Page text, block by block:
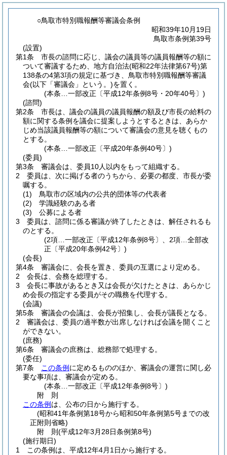
○鳥取市特別職報酬等審議会条例
昭和39年10月19日
鳥取市条例第39号
(設置)
第1条
市長の諮問に応じ、議会の議員等の議員報酬等の額に
ついて審議するため、地方自治法(昭和22年法律第67号)第
138条の4第3項の規定に基づき、鳥取市特別職報酬等審議
会(以下「審議会」という。)を置く。
(本条…一部改正〔平成12年条例8号・20年40号〕)
(諮問)
第2条
市長は、議会の議員の議員報酬の額及び市長の給料の
額に関する条例を議会に提案しようとするときは、あらか
じめ当該議員報酬等の額について審議会の意見を聴くもの
とする。
(本条…一部改正〔平成20年条例40号〕)
(委員)
第3条
審議会は、委員10人以内をもって組織する。
2
委員は、次に掲げる者のうちから、必要の都度、市長が委
嘱する。
(1)
鳥取市の区域内の公共的団体等の代表者
(2)
学識経験のある者
(3)
公募による者
3
委員は、諮問に係る審議が終了したときは、解任されるも
のとする。
(2項…一部改正〔平成12年条例8号〕、2項…全部改
正〔平成20年条例42号〕)
(会長)
第4条
審議会に、会長を置き、委員の互選により定める。
2
会長は、会務を総理する。
3
会長に事故があるとき又は会長が欠けたときは、あらかじ
め会長の指定する委員がその職務を代理する。
(会議)
第5条
審議会の会議は、会長が招集し、会長が議長となる。
2
審議会は、委員の過半数が出席しなければ会議を開くこと
ができない。
(庶務)
第6条
審議会の庶務は、総務部で処理する。
(委任)
第7条
この条例 に定めるもののほか、審議会の運営に関し必
要な事項は、審議会が定める。
(本条…一部改正〔平成12年条例8号〕)
附 則
この条例 は、公布の日から施行する。
(昭和41年条例第18号から昭和50年条例第5号までの改
正附則省略)
附 則(平成12年3月28日条例第8号)
(施行期日)
1
この条例は、平成12年4月1日から施行する。